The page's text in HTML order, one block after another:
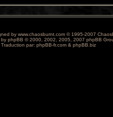
by www.chaosburnt.com © 1995-2007
by phpBB © 2000, 2002, 2005, 2007 phpBB
Traduction par: phpBB-fr.com & phpBB.biz